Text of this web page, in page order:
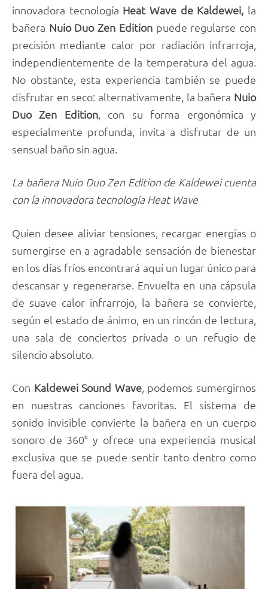
innovadora tecnología Heat Wave de Kaldewei, la
bañera Nuio Duo Zen Editionpuede regularse con
precisión mediante calor por radiación infrarroja,
independientemente de la temperatura del agua.
No obstante, esta experiencia también se puede
disfrutar en seco: alternativamente, la bañera Nuio
Duo Zen Edition, con su forma ergonómica y
especialmente profunda, invita a disfrutar de un
sensual baño sin agua.
La bañera Nuio Duo Zen Edition de Kaldewei cuenta
con la innovadora tecnología Heat Wave
Quien desee aliviar tensiones, recargar energías o
sumergirse en a agradable sensación de bienestar
en los días fríos encontrará aquí un lugar único para
descansar y regenerarse. Envuelta en una cápsula
de suave calor infrarrojo, la bañera se convierte,
según el estado de ánimo, en un rincón de lectura,
una sala de conciertos privada o un refugio de
silencio absoluto.
Con Kaldewei Sound Wave, podemos sumergirnos
en nuestras canciones favoritas. El sistema de
sonido invisible convierte la bañera en un cuerpo
sonoro de 360° y ofrece una experiencia musical
exclusiva que se puede sentir tanto dentro como
fuera del agua.